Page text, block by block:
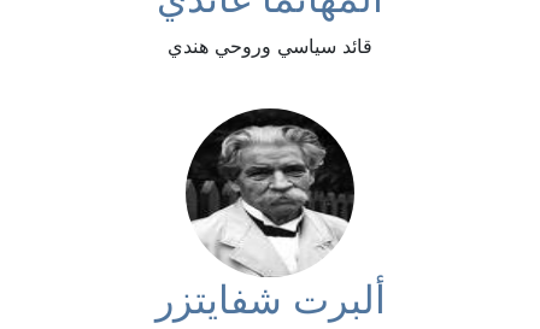
قائد سياسي وروحي هندي
ألبرت شفايتزر